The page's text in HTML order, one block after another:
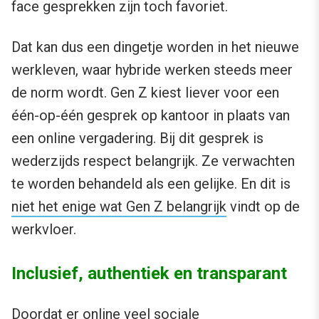
face gesprekken zijn toch favoriet.
Dat kan dus een dingetje worden in het nieuwe
werkleven, waar hybride werken steeds meer
de norm wordt. Gen Z kiest liever voor een
één-op-één gesprek op kantoor in plaats van
een online vergadering. Bij dit gesprek is
wederzijds respect belangrijk. Ze verwachten
te worden behandeld als een gelijke. En dit is
niet het enige wat Gen Z belangrijk vindt op de
werkvloer.
Inclusief, authentiek en transparant
Doordat er online veel sociale